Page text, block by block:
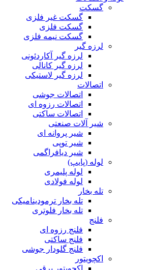
گسکت
گسکت غیر فلزی
گسکت فلزی
گسکت نیمه فلزی
لرزه گیر
لرزه گیر آکاردئونی
لرزه گیر کانالی
لرزه گیر لاستیکی
اتصالات
اتصالات جوشی
اتصالات رزوه ای
اتصالات ساکتی
شیر آلات صنعتی
شیر پروانه ای
شیر توپی
شیر دیافراگمی
لوله (پایپ)
لوله پلیمری
لوله فولادی
تله بخار
تله بخار ترمودینامیکی
تله بخار فلوتری
فلنج
فلنج رزوه ای
فلنج ساکتی
فلنج گلودار جوشی
اکچویتور
اکچویتور برقی